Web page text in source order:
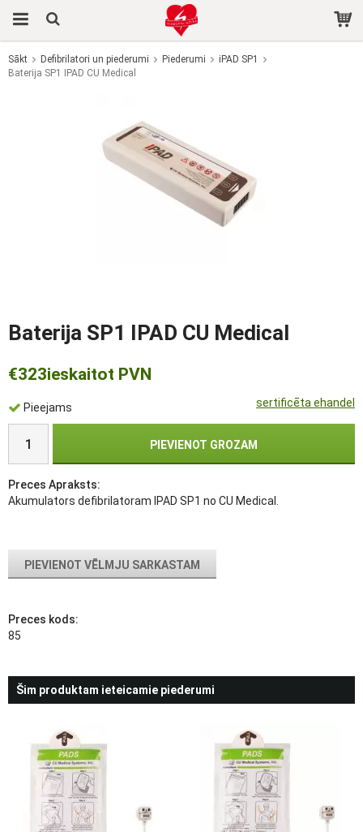
Prece tika pievienota jūsu grozam
Sākt Defibrilatori un piederumi Piederumi
iPAD SP1
Baterija SP1 IPAD CU Medical
Baterija SP1 IPAD CU Medical
sertificēta ehandel
€323ieskaitot PVN
Pieejams
PIEVIENOT GROZAM
Preces Apraksts:
Akumulators defibrilatoram IPAD SP1 no CU Medical.
PIEVIENOT VĒLMJU SARKASTAM
Preces kods:
85
Šim produktam ieteicamie piederumi